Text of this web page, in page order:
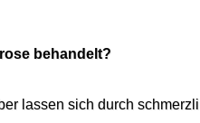
behandelt?
lassen sich durch